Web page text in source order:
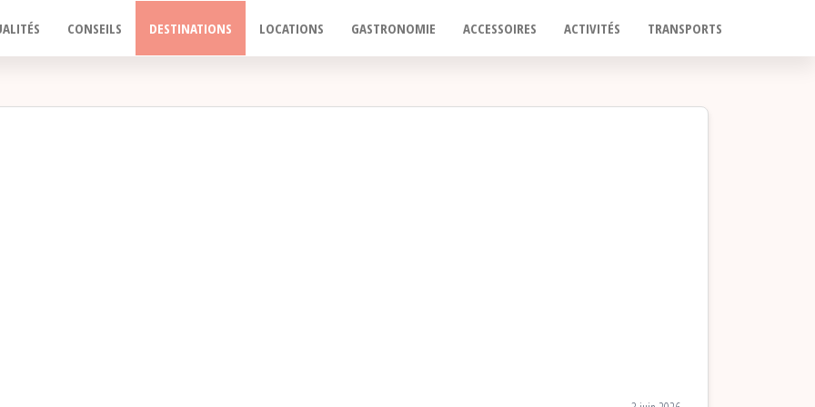
CONSEILS DESTINATIONS LOCATIONS GASTRONOMIE ACCESSOIRES ACTIVITÉS TRANSPORTS